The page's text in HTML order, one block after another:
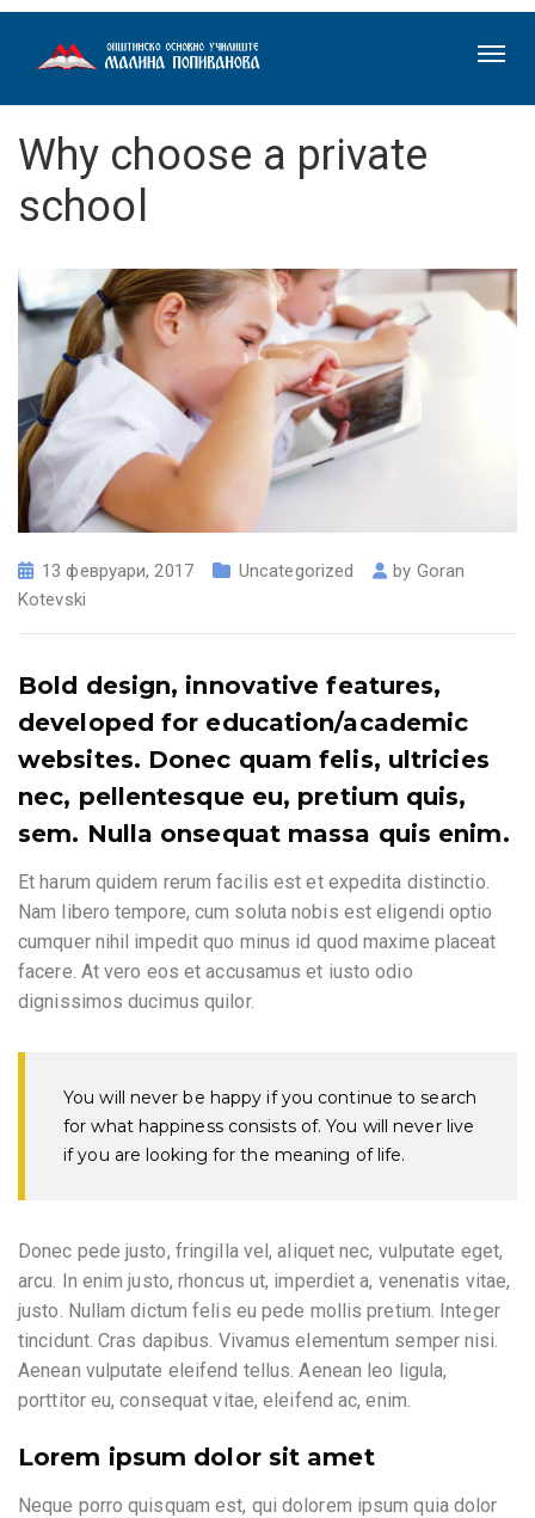
Why choose a private
school
13 февруари, 2017 Uncategorized by Goran
Kotevski
Bold design, innovative features,
developed for education/academic
websites. Donec quam felis, ultricies
nec, pellentesque eu, pretium quis,
sem. Nulla onsequat massa quis enim.
Et harum quidem rerum facilis est et expedita distinctio.
Nam libero tempore, cum soluta nobis est eligendi optio
cumquer nihil impedit quo minus id quod maxime placeat
facere. At vero eos et accusamus et iusto odio
dignissimos ducimus quilor.
You will never be happy if you continue to search
for what happiness consists of. You will never live
if you are looking for the meaning of life.
Donec pede justo, fringilla vel, aliquet nec, vulputate eget,
arcu. In enim justo, rhoncus ut, imperdiet a, venenatis vitae,
justo. Nullam dictum felis eu pede mollis pretium. Integer
tincidunt. Cras dapibus. Vivamus elementum semper nisi.
Aenean vulputate eleifend tellus. Aenean leo ligula,
porttitor eu, consequat vitae, eleifend ac, enim.
Lorem ipsum dolor sit amet
Neque porro quisquam est, qui dolorem ipsum quia dolor